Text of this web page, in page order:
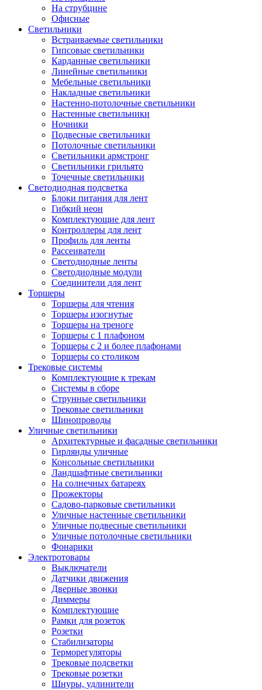
На струбцине
Офисные
Светильники
Встраиваемые светильники
Гипсовые светильники
Карданные светильники
Линейные светильники
Мебельные светильники
Накладные светильники
Настенно-потолочные светильники
Настенные светильники
Ночники
Подвесные светильники
Потолочные светильники
Светильники армстронг
Светильники грильято
Точечные светильники
Светодиодная подсветка
Блоки питания для лент
Гибкий неон
Комплектующие для лент
Контроллеры для лент
Профиль для ленты
Рассеиватели
Светодиодные ленты
Светодиодные модули
Соединители для лент
Торшеры
Торшеры для чтения
Торшеры изогнутые
Торшеры на треноге
Торшеры с 1 плафоном
Торшеры с 2 и более плафонами
Торшеры со столиком
Трековые системы
Комплектующие к трекам
Системы в сборе
Струнные светильники
Трековые светильники
Шинопроводы
Уличные светильники
Архитектурные и фасадные светильники
Гирлянды уличные
Консольные светильники
Ландшафтные светильники
На солнечных батареях
Прожекторы
Садово-парковые светильники
Уличные настенные светильники
Уличные подвесные светильники
Уличные потолочные светильники
Фонарики
Электротовары
Выключатели
Датчики движения
Дверные звонки
Диммеры
Комплектующие
Рамки для розеток
Розетки
Стабилизаторы
Терморегуляторы
Трековые подсветки
Трековые розетки
Шнуры, удлинители